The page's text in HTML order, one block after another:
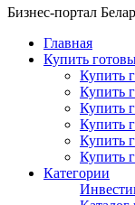
Бизнес-портал
Главная
Купить
Купить
Купить
Купить
Купить
Купить
Купить
Категории